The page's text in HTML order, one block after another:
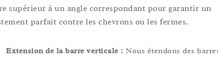
supérieur à un angle correspondant pour garantir un
parfait contre les chevrons ou les fermes.
Extension de la barre verticale : Nous étendons des